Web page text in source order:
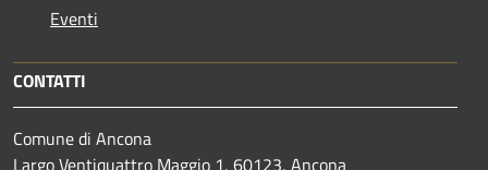
Eventi
CONTATTI
Comune di Ancona
Largo Ventiquattro Maggio 1, 60123, Ancona